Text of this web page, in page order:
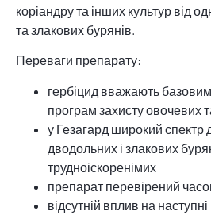
коріандру та інших культур від
та злакових бурянів.
Переваги препарату:
гербіцид вважають
програм захисту овочевих
у Гезагард широкий спектр
дводольних і злакових
трудноіскоренімих
препарат перевірений
відсутній вплив на наступні